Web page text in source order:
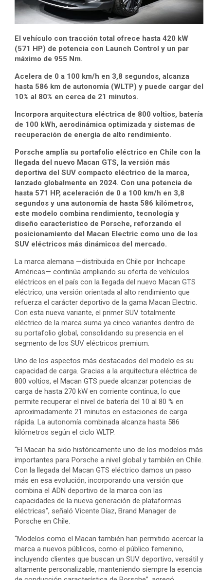
El vehículo con tracción total ofrece hasta 420 kW
(571 HP) de potencia con Launch Control y un par
máximo de 955 Nm.
Acelera de 0 a 100 km/h en 3,8 segundos, alcanza
hasta 586 km de autonomía (WLTP) y puede cargar del
10% al 80% en cerca de 21 minutos.
Incorpora arquitectura eléctrica de 800 voltios, batería
de 100 kWh, aerodinámica optimizada y sistemas de
recuperación de energía de alto rendimiento.
Porsche amplía su portafolio eléctrico en Chile con la
llegada del nuevo Macan GTS, la versión más
deportiva del SUV compacto eléctrico de la marca,
lanzado globalmente en 2024. Con una potencia de
hasta 571 HP, aceleración de 0 a 100 km/h en 3,8
segundos y una autonomía de hasta 586 kilómetros,
este modelo combina rendimiento, tecnología y
diseño característico de Porsche, reforzando el
posicionamiento del Macan Electric como uno de los
SUV eléctricos más dinámicos del mercado.
La marca alemana —distribuida en Chile por Inchcape
Américas— continúa ampliando su oferta de vehículos
eléctricos en el país con la llegada del nuevo Macan GTS
eléctrico, una versión orientada al alto rendimiento que
refuerza el carácter deportivo de la gama Macan Electric.
Con esta nueva variante, el primer SUV totalmente
eléctrico de la marca suma ya cinco variantes dentro de
su portafolio global, consolidando su presencia en el
segmento de los SUV eléctricos premium.
Uno de los aspectos más destacados del modelo es su
capacidad de carga. Gracias a la arquitectura eléctrica de
800 voltios, el Macan GTS puede alcanzar potencias de
carga de hasta 270 kW en corriente continua, lo que
permite recuperar el nivel de batería del 10 al 80 % en
aproximadamente 21 minutos en estaciones de carga
rápida. La autonomía combinada alcanza hasta 586
kilómetros según el ciclo WLTP.
“El Macan ha sido históricamente uno de los modelos más
importantes para Porsche a nivel global y también en Chile.
Con la llegada del Macan GTS eléctrico damos un paso
más en esa evolución, incorporando una versión que
combina el ADN deportivo de la marca con las
capacidades de la nueva generación de plataformas
eléctricas”, señaló Vicente Díaz, Brand Manager de
Porsche en Chile.
“Modelos como el Macan también han permitido acercar la
marca a nuevos públicos, como el público femenino,
incluyendo clientes que buscan un SUV deportivo, versátil y
altamente personalizable, manteniendo siempre la esencia